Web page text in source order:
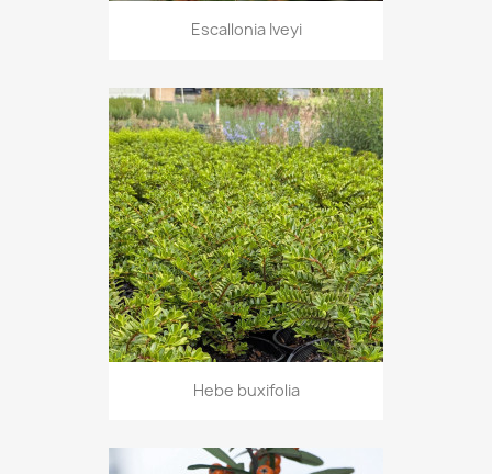
Escallonia Iveyi
Hebe buxifolia